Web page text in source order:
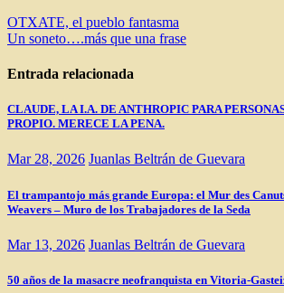
Navegación
de
entradas
OTXATE, el pueblo fantasma
Un soneto….más que una frase
Entrada relacionada
CLAUDE, LA I.A. DE ANTHROPIC PARA
PROPIO. MERECE LA PENA.
Mar 28, 2026 Juanlas Beltrán de Guevara
El trampantojo más grande Europa: el Mur des
Weavers – Muro de los Trabajadores de la Seda
Mar 13, 2026 Juanlas Beltrán de Guevara
50 años de la masacre neofranquista en Vitoria-